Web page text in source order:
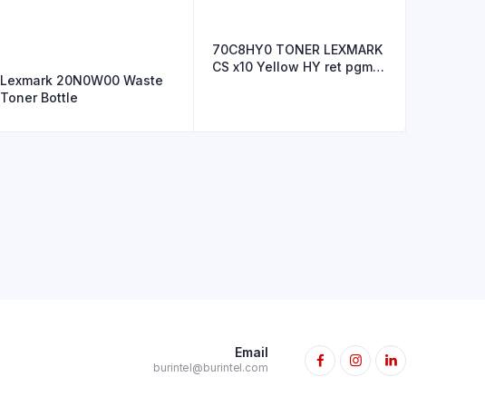
Lexmark 20N0W00 Waste
Toner Bottle
70C8HY0 TONER LEXMARK
CS x10 Yellow HY ret pgm
Email
burintel@burintel.com